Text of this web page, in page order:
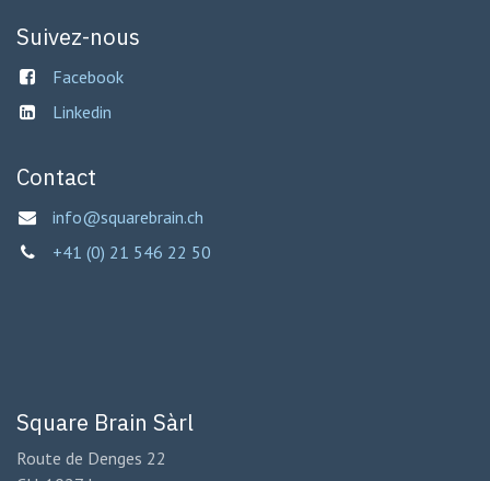
Suivez-nous
Facebook
Linkedin
Contact
info@squarebrain.ch
+41 (0) 21 546 22 50
Square Brain Sàrl
Route de Denges 22